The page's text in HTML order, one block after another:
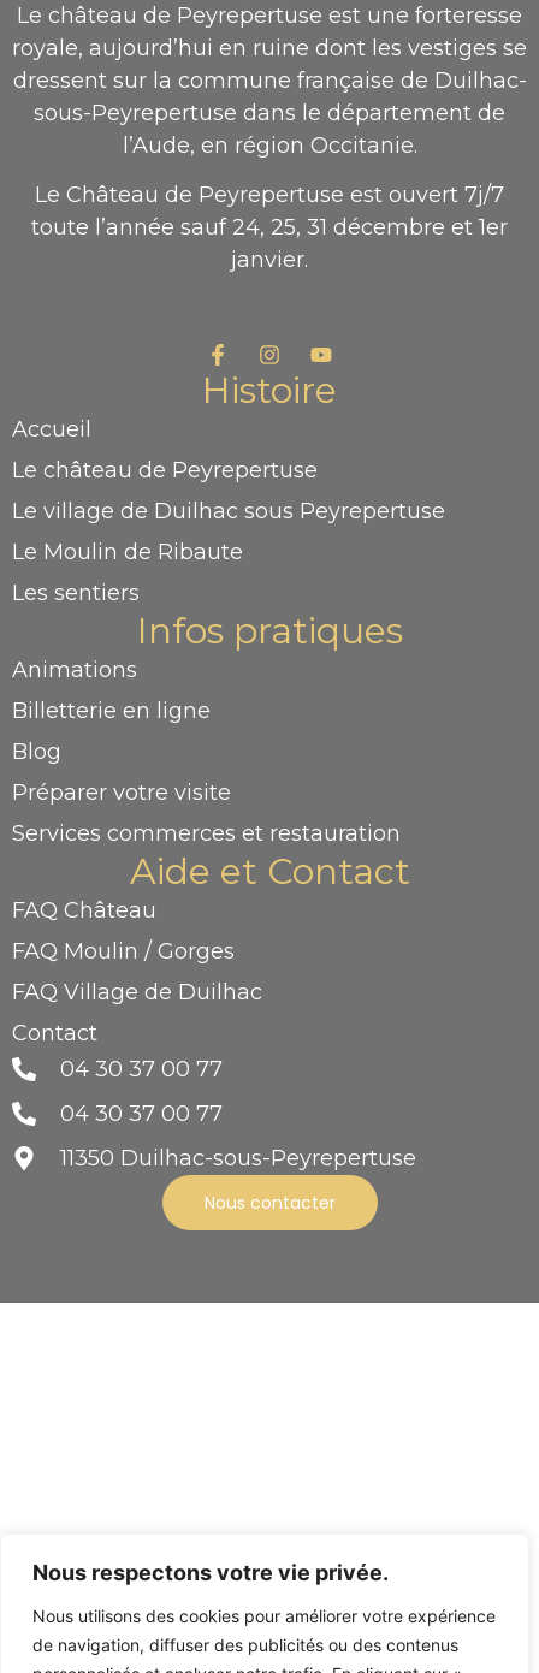
Nous respectons votre vie privée.
Nous utilisons des cookies pour améliorer votre expérience
de navigation, diffuser des publicités ou des contenus
Le château de Peyrepertuse est une forteresse
royale, aujourd’hui en ruine dont les vestiges se
dressent sur la commune française de Duilhac-
sous-Peyrepertuse dans le département de
l’Aude, en région Occitanie.
Le Château de Peyrepertuse est ouvert 7j/7
toute l’année sauf 24, 25, 31 décembre et 1er
janvier.
Histoire
Accueil
Le château de Peyrepertuse
Le village de Duilhac sous Peyrepertuse
Le Moulin de Ribaute
Les sentiers
Infos pratiques
Animations
Billetterie en ligne
Blog
Préparer votre visite
Services commerces et restauration
Aide et Contact
FAQ Château
FAQ Moulin / Gorges
FAQ Village de Duilhac
Contact
04 30 37 00 77
04 30 37 00 77
11350 Duilhac-sous-Peyrepertuse
Nous contacter
CGV Mentions légales